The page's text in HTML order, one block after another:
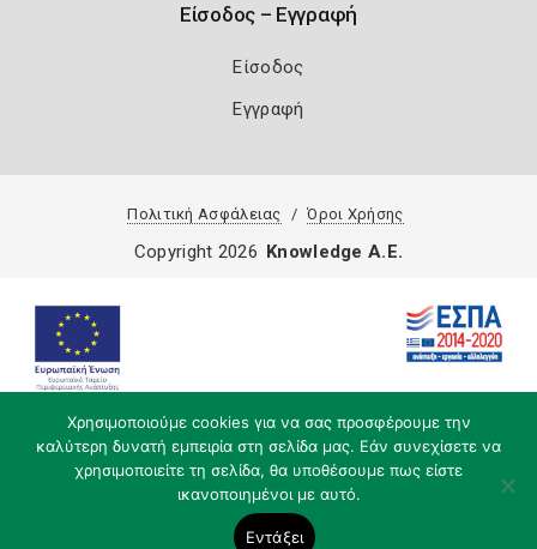
Είσοδος – Εγγραφή
Είσοδος
Εγγραφή
Πολιτική Ασφάλειας Όροι Χρήσης
Χρησιμοποιούμε cookies για να σας προσφέρουμε την
καλύτερη δυνατή εμπειρία στη σελίδα μας. Εάν συνεχίσετε να
χρησιμοποιείτε τη σελίδα, θα υποθέσουμε πως είστε
ικανοποιημένοι με αυτό.
Εντάξει
Copyright 2026 Knowledge A.E.